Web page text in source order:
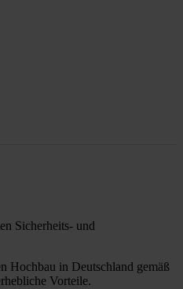
Sicherheits- und
Hochbau in Deutschland gemäß
Vorteile.